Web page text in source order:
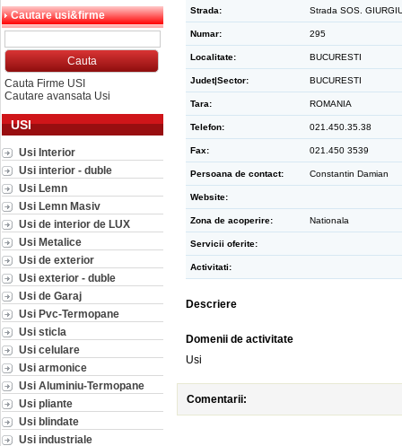
Cautare usi&firme
Cauta Firme USI
Cautare avansata Usi
USI
Usi Interior
Usi interior - duble
Usi Lemn
Usi Lemn Masiv
Usi de interior de LUX
Usi Metalice
Usi de exterior
Usi exterior - duble
Usi de Garaj
Usi Pvc-Termopane
Usi sticla
Usi celulare
Usi armonice
Usi Aluminiu-Termopane
Usi pliante
Usi blindate
Usi industriale
Strada: Strada SOS.
Numar: 295
Localitate: BUCURESTI
Judet|Sector: BUCURESTI
Tara: ROMANIA
Telefon: 021.450.35.38
Fax: 021.450 3539
Persoana de contact: Constantin Damian
Website:
Zona de acoperire: Nationala
Servicii oferite:
Activitati:
Descriere
Domenii de activitate
Usi
Comentarii: